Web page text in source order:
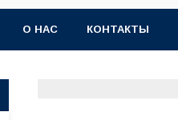
О НАС КОНТАКТЫ